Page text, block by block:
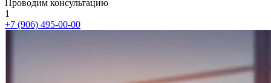
Проводим консультацию
1
+7 (906) 495-00-00